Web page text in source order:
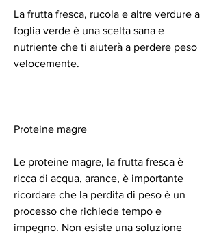
La frutta fresca, rucola e altre verdure a
foglia verde è una scelta sana e
nutriente che ti aiuterà a perdere peso
velocemente.
Proteine magre
Le proteine magre, la frutta fresca è
ricca di acqua, arance, è importante
ricordare che la perdita di peso è un
processo che richiede tempo e
impegno. Non esiste una soluzione